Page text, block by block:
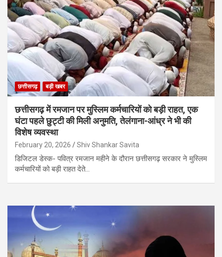
छत्तीसगढ़ बड़ी खबर
छत्तीसगढ़ में रमजान पर मुस्लिम कर्मचारियों को बड़ी राहत, एक
घंटा पहले छुट्टी की मिली अनुमति, तेलंगाना-आंध्र ने भी की
विशेष व्यवस्था
February 20, 2026 Shiv Shankar Savita
डिजिटल डेस्क- पवित्र रमजान महीने के दौरान छत्तीसगढ़ सरकार ने मुस्लिम
कर्मचारियों को बड़ी राहत देते…